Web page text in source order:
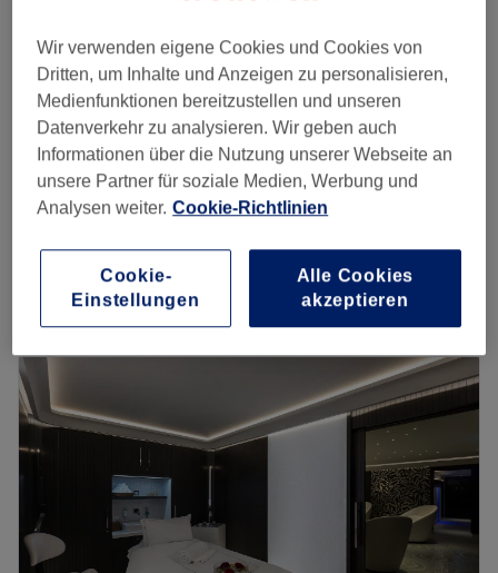
Auf Karte anzeigen
Krähenfüsse - äussere Augenfältchen
30 Min.
99 €
Nasolabialfalte
30 Min.
119 €
Liquid Gold Bio Revitalizer - PRX 33 -
Biorevitalisierung
1 Std.
Schnellansicht Saloninfos
08:30–19:00
08:30
19:00
Donnerstag
08:30
19:00
08:30 21:00
Samstag
07:00–10:30
Sonntag
Geschlossen
Die PhiAcademy Frankfurt von der zertifizierten
Wir verwenden eigene Cookies und Cookies von
Dritten, um Inhalte und Anzeigen zu personalisieren,
Medienfunktionen bereitzustellen und unseren
Datenverkehr zu analysieren. Wir geben auch
Informationen über die Nutzung unserer Webseite an
unsere Partner für soziale Medien, Werbung und
Analysen weiter. Cookie-Richtlinien
Cookie-
Einstellungen
Alle Cookies
akzeptieren